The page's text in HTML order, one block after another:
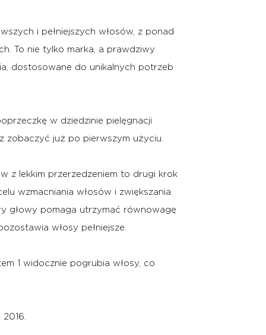
i pełniejszych włosów, z ponad
To nie tylko marka, a prawdziwy
dostosowane do unikalnych potrzeb
w dziedzinie pielęgnacji
zobaczyć już po pierwszym użyciu.
z lekkim przerzedzeniem to drugi krok
wzmacniania włosów i zwiększania
głowy pomaga utrzymać równowagę
włosy pełniejsze.
1 widocznie pogrubia włosy, co